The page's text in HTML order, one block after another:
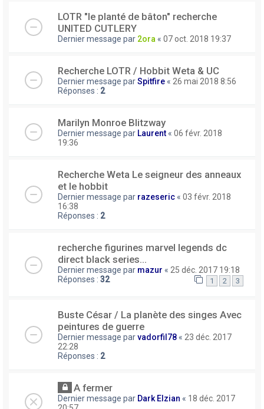
LOTR "le planté de bâton" recherche
UNITED CUTLERY
Dernier message par 2ora « 07 oct. 2018 19:37
Recherche LOTR / Hobbit Weta & UC
Dernier message parSpitfire « 26 mai 2018 8:56
Réponses : 2
Marilyn Monroe Blitzway
Dernier message par Laurent « 06 févr. 2018
19:36
Recherche Weta Le seigneur des anneaux
et le hobbit
Dernier message par razeseric « 03 févr. 2018
16:38
Réponses : 2
recherche figurines marvel legends dc
direct black series...
Dernier message par mazur « 25 déc. 2017 19:18
Réponses : 32 1 2 3
Buste César / La planète des singes Avec
peintures de guerre
Dernier message parvadorfil78 « 23 déc. 2017
22:28
Réponses : 2
A fermer
Dernier message par Dark Elzian « 18 déc. 2017